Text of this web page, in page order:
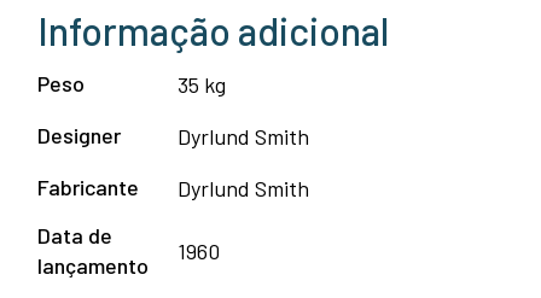
Informação adicional
Peso
35 kg
Designer
Dyrlund Smith
Fabricante
Dyrlund Smith
Data de
lançamento
1960